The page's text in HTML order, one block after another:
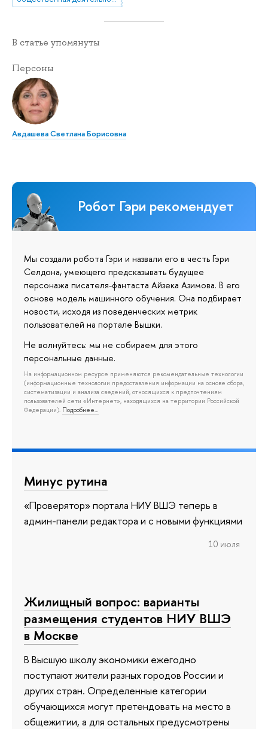
В статье упомянуты
Персоны
Авдашева Светлана Борисовна
Робот Гэри рекомендует
Мы создали робота Гэри и назвали его в честь Гэри
Селдона, умеющего предсказывать будущее
персонажа писателя-фантаста Айзека Азимова. В его
основе модель машинного обучения. Она подбирает
новости, исходя из поведенческих метрик
пользователей на портале Вышки.
Не волнуйтесь: мы не собираем для этого
персональные данные.
На информационном ресурсе применяются рекомендательные технологии
(информационные технологии предоставления информации на основе сбора,
систематизации и анализа сведений, относящихся к предпочтениям
пользователей сети «Интернет», находящихся на территории Российской
Федерации). Подробнее…
Минус рутина
«Проверятор» портала НИУ ВШЭ теперь в
админ-панели редактора и с новыми функциями
10 июля
Жилищный вопрос: варианты
размещения студентов НИУ ВШЭ
в Москве
В Высшую школу экономики ежегодно
поступают жители разных городов России и
других стран. Определенные категории
обучающихся могут претендовать на место в
общежитии, а для остальных предусмотрены